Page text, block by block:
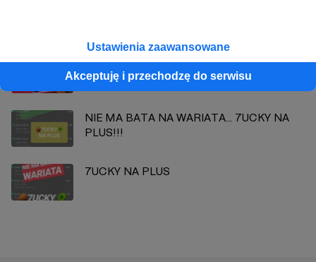
Ustawienia zaawansowane
Akceptuję i przechodzę do serwisu
challenge, Liga Typerów
NIE MA BATA NA WARIATA... 7UCKY NA
PLUS!!!
7UCKY NA PLUS